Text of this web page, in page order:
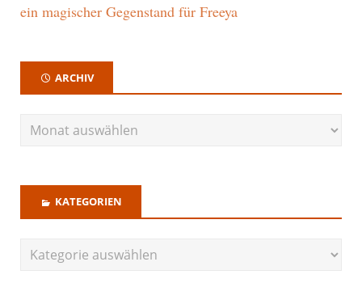
ein magischer Gegenstand für Freeya
ARCHIV
KATEGORIEN